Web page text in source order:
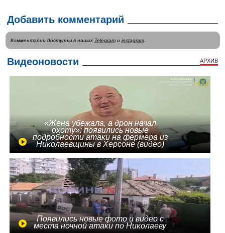
Добавить комментарий
Комментарии доступны в наших Telegramи instagram.
Видеоновости АРХИВ
«Жена убежала, а дрон начал
охоту»: появились новые
подробности атаки на фермера из
Николаевщины в Херсоне (видео)
Появились новые фото и видео с
места ночной атаки по Николаеву